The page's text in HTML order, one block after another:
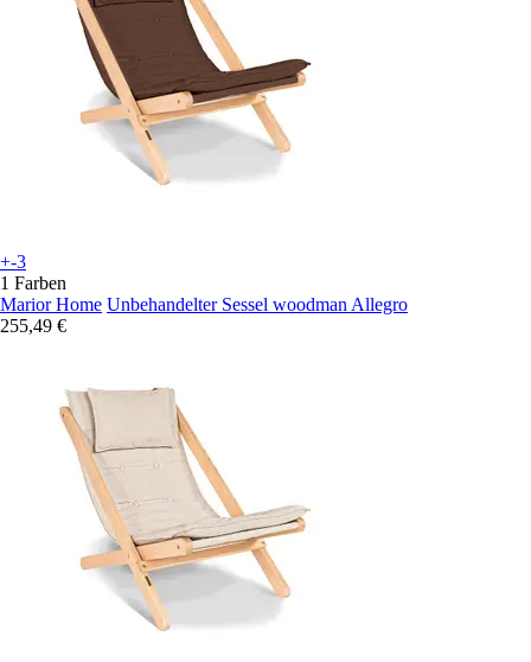
+-3
1 Farben
Marior Home Unbehandelter Sessel woodman Allegro
255,49 €